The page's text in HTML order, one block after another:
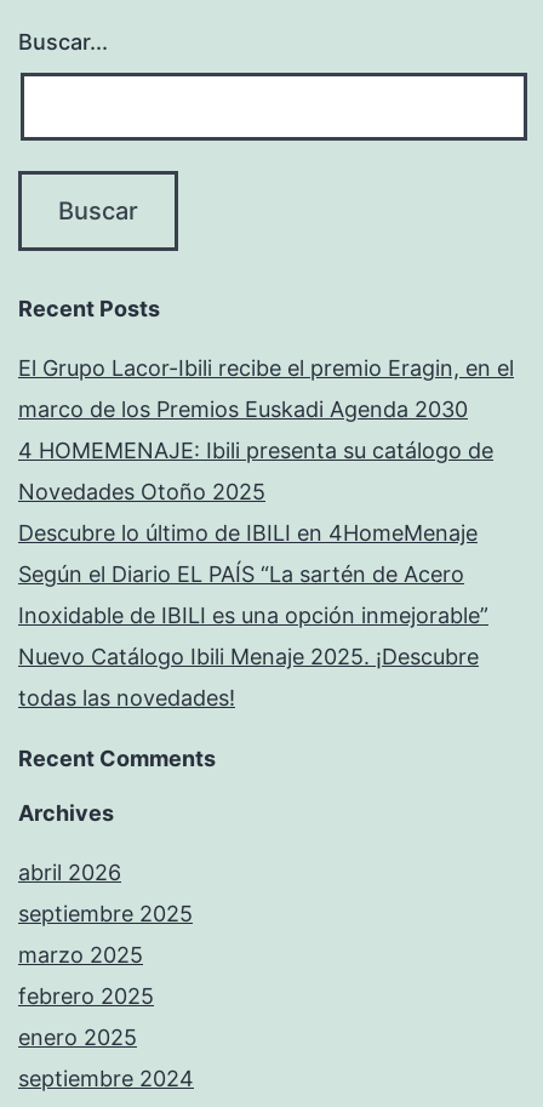
Buscar...
Recent Posts
El Grupo Lacor-Ibili recibe el premio Eragin, en el
marco de los Premios Euskadi Agenda 2030
4 HOMEMENAJE: Ibili presenta su catálogo de
Novedades Otoño 2025
Descubre lo último de IBILI en 4HomeMenaje
Según el Diario EL PAÍS “La sartén de Acero
Inoxidable de IBILI es una opción inmejorable”
Nuevo Catálogo Ibili Menaje 2025. ¡Descubre
todas las novedades!
Recent Comments
Archives
abril 2026
septiembre 2025
marzo 2025
febrero 2025
enero 2025
septiembre 2024